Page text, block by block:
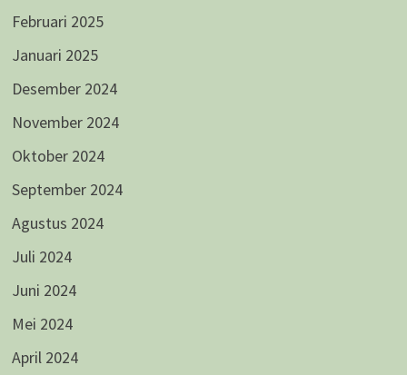
Februari 2025
Januari 2025
Desember 2024
November 2024
Oktober 2024
September 2024
Agustus 2024
Juli 2024
Juni 2024
Mei 2024
April 2024